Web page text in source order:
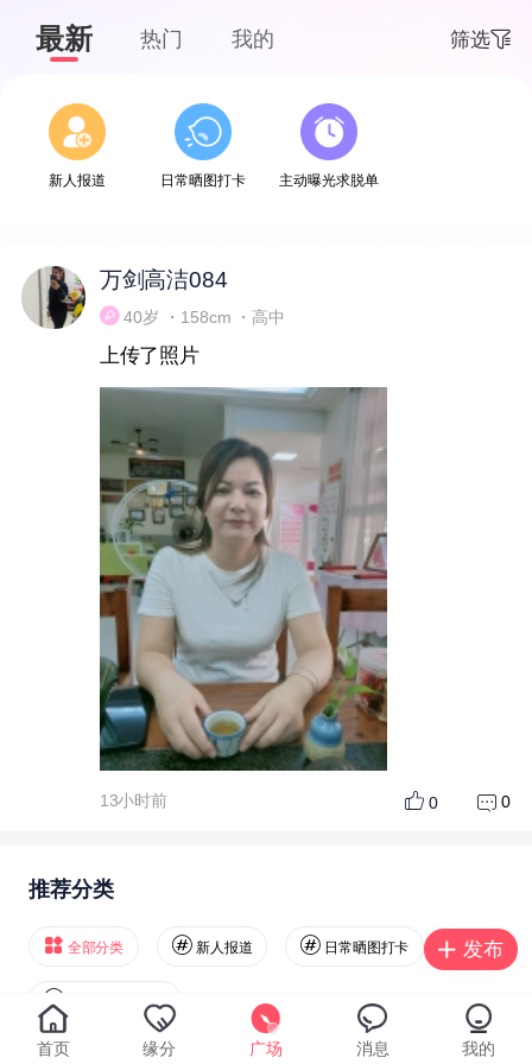
最新 热门 我的 筛选
下拉刷新
新人报道 日常晒图打卡 主动曝光求脱单
万剑高洁084
40岁 ・158cm ・高中
上传了照片
13小时前 0 0
推荐分类
全部分类 新人报道 日常晒图打卡
主动曝光求脱单
发布
首页 缘分 广场 消息 我的